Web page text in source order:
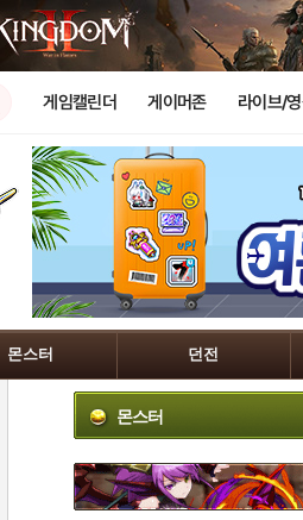
게임캘린더 게이머존 라이브/
몬스터 던전
몬스터